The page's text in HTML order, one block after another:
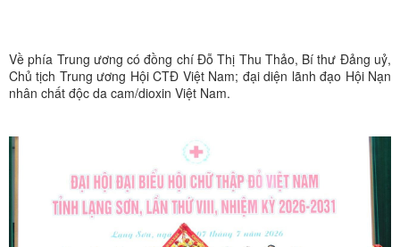
Về phía Trung ương có đồng chí Đỗ Thị Thu Thảo, Bí thư Đảng uỷ,
Chủ tịch Trung ương Hội CTĐ Việt Nam; đại diện lãnh đạo Hội Nạn
nhân chất độc da cam/dioxin Việt Nam.